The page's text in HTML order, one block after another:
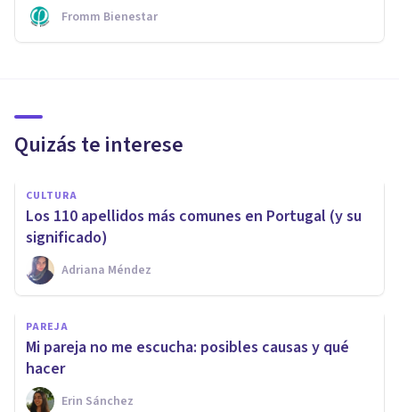
Fromm Bienestar
Quizás te interese
CULTURA
Los 110 apellidos más comunes en Portugal (y su
significado)
Adriana Méndez
PAREJA
Mi pareja no me escucha: posibles causas y qué
hacer
Erin Sánchez